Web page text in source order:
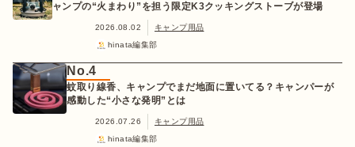
ャンプの“火まわり”を担う限定K3クッキングストーブが登場
2026.08.02
キャンプ用品
hinata編集部
No.4
蚊取り線香、キャンプでまだ地面に置いてる？キャンパーが
感動した“小さな発明”とは
2026.07.26
キャンプ用品
hinata編集部